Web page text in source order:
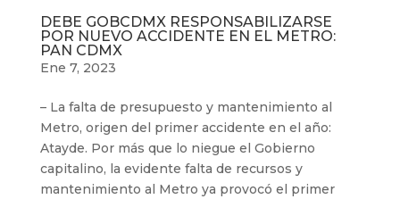
DEBE GOBCDMX RESPONSABILIZARSE
POR NUEVO ACCIDENTE EN EL METRO:
PAN CDMX
Ene 7, 2023
– La falta de presupuesto y mantenimiento al
Metro, origen del primer accidente en el año:
Atayde. Por más que lo niegue el Gobierno
capitalino, la evidente falta de recursos y
mantenimiento al Metro ya provocó el primer